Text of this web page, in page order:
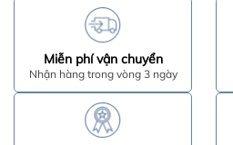
Miễn phí vận chuyển
Nhận hàng trong vòng 3 ngày